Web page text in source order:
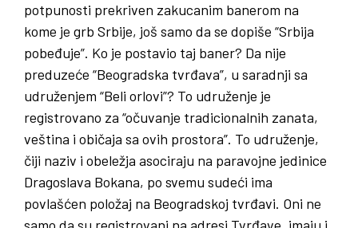
potpunosti prekriven zakucanim banerom na
kome je grb Srbije, još samo da se dopiše “Srbija
pobeđuje”. Ko je postavio taj baner? Da nije
preduzeće “Beogradska tvrđava”, u saradnji sa
udruženjem “Beli orlovi”? To udruženje je
registrovano za “očuvanje tradicionalnih zanata,
veština i običaja sa ovih prostora”. To udruženje,
čiji naziv i obeležja asociraju na paravojne jedinice
Dragoslava Bokana, po svemu sudeći ima
povlašćen položaj na Beogradskoj tvrđavi. Oni ne